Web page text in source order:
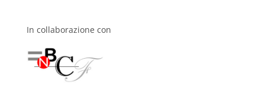
In collaborazione con